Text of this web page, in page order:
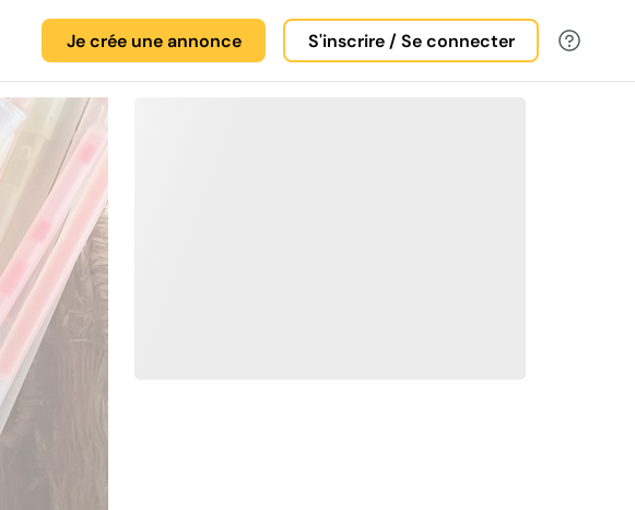
Je crée une annonce S'inscrire / Se connecter